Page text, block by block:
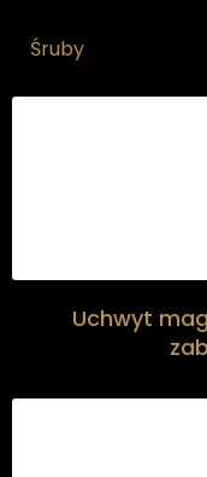
Śruby
Uchwyt